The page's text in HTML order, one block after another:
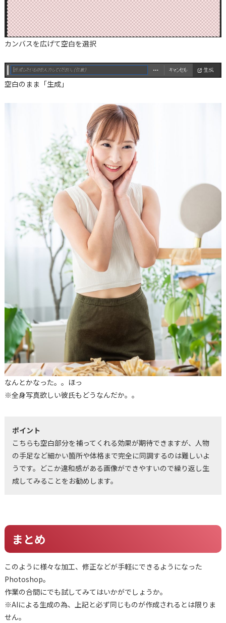
カンバスを広げて空白を選択
空白のまま「生成」
なんとかなった。。ほっ
※全身写真欲しい彼氏もどうなんだか。。
ポイント
こちらも空白部分を補ってくれる効果が期待できますが、人物
の手足など細かい箇所や体格まで完全に同調するのは難しいよ
うです。どこか違和感がある画像ができやすいので繰り返し生
成してみることをお勧めします。
まとめ
このように様々な加工、修正などが手軽にできるようになった
Photoshop。
作業の合間にでも試してみてはいかがでしょうか。
※AIによる生成の為、上記と必ず同じものが作成されるとは限りま
せん。